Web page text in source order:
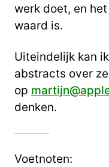
werk doet, en
waard is.
Uiteindelijk kan
abstracts over
op
denken.
Voetnoten: